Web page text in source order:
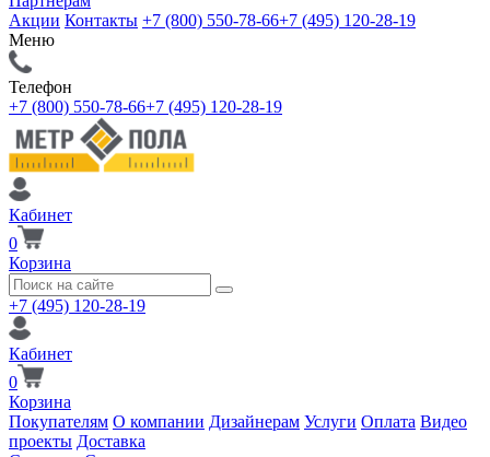
Акции Контакты +7 (800) 550-78-66+7 (495) 120-28-19
Меню
Телефон
+7 (800) 550-78-66+7 (495) 120-28-19
Кабинет
0
Корзина
+7 (495) 120-28-19
Кабинет
0
Корзина
Покупателям О компании Дизайнерам Услуги Оплата Видео
проекты Доставка